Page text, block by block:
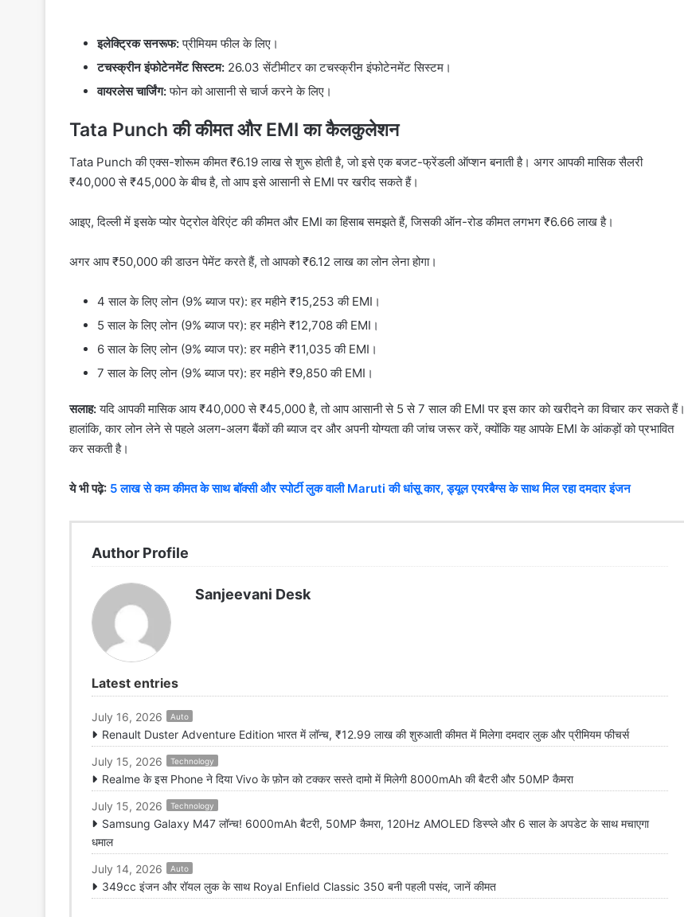
इलेक्ट्रिक सनरूफ:प्रीमियम फील के लिए।
टचस्क्रीन इंफोटेनमेंट सिस्टम: 26.03 सेंटीमीटर का टचस्क्रीन इंफोटेनमेंट सिस्टम।
वायरलेस चार्जिंग:फोन को आसानी से चार्ज करने के लिए।
Tata Punch की कीमत और EMI का कैलकुलेशन
Tata Punch की एक्स-शोरूम कीमत ₹6.19 लाख से शुरू होती है, जो इसे एक बजट-फ्रेंडली ऑप्शन बनाती है। अगर आपकी मासिक सैलरी
₹40,000 से ₹45,000 के बीच है, तो आप इसे आसानी से EMI पर खरीद सकते हैं।
आइए, दिल्ली में इसके प्योर पेट्रोल वेरिएंट की कीमत और EMI का हिसाब समझते हैं, जिसकी ऑन-रोड कीमत लगभग ₹6.66 लाख है।
अगर आप ₹50,000 की डाउन पेमेंट करते हैं, तो आपको ₹6.12 लाख का लोन लेना होगा।
4 साल के लिए लोन (9% ब्याज पर): हर महीने ₹15,253 की EMI।
5 साल के लिए लोन (9% ब्याज पर): हर महीने ₹12,708 की EMI।
6 साल के लिए लोन (9% ब्याज पर): हर महीने ₹11,035 की EMI।
7 साल के लिए लोन (9% ब्याज पर): हर महीने ₹9,850 की EMI।
सलाह:यदि आपकी मासिक आय ₹40,000 से ₹45,000 है, तो आप आसानी से 5 से 7 साल की EMI पर इस कार को खरीदने का विचार कर सकते हैं।
हालांकि, कार लोन लेने से पहले अलग-अलग बैंकों की ब्याज दर और अपनी योग्यता की जांच जरूर करें, क्योंकि यह आपके EMI के आंकड़ों को प्रभावित
कर सकती है।
ये भी पढ़े: 5 लाख से कम कीमत के साथ बॉक्सी और स्पोर्टी लुक वाली Maruti की धांसू कार, ड्यूल एयरबैग्स के साथ मिल रहा दमदार इंजन
Author Profile
Sanjeevani Desk
Latest entries
July 16, 2026 Auto
Renault Duster Adventure Edition भारत में लॉन्च, ₹12.99 लाख की शुरुआती कीमत में मिलेगा दमदार लुक और प्रीमियम फीचर्स
July 15, 2026
Technology
Realme के इस Phone ने दिया Vivo के फ़ोन को टक्कर सस्ते दामो में मिलेगी 8000mAh की बैटरी और 50MP कैमरा
July 15, 2026
Technology
Samsung Galaxy M47 लॉन्च! 6000mAh बैटरी, 50MP कैमरा, 120Hz AMOLED डिस्प्ले और 6 साल के अपडेट के साथ मचाएगा
धमाल
July 14, 2026
Auto
349cc इंजन और रॉयल लुक के साथ Royal Enfield Classic 350 बनी पहली पसंद, जानें कीमत